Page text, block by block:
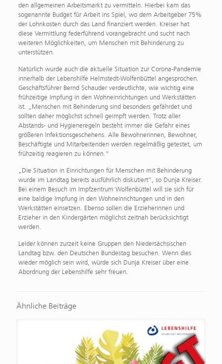
den allgemeinen Arbeitsmarkt zu vermitteln. Hierbei kam das
sogenannte Budget für Arbeit ins Spiel, wo dem Arbeitgeber 75%
der Lohnkosten durch das Land finanziert werden. Kreiser hat
diese Vermittlung federführend vorangebracht und sucht nach
weiteren Möglichkeiten, um Menschen mit Behinderung zu
unterstützen.
Natürlich wurde auch die aktuelle Situation zur Corona-Pandemie
innerhalb der Lebenshilfe Helmstedt-Wolfenbüttel angesprochen.
Geschäftsführer Bernd Schauder verdeutlichte, wie wichtig eine
frühzeitige Impfung in den Wohneinrichtungen und Werkstätten
ist. „Menschen mit Behinderung sind besonders gefährdet und
sollten daher möglichst schnell geimpft werden. Trotz aller
Abstands- und Hygieneregeln besteht immer die Gefahr eines
größeren Infektionsgeschehens. Alle Bewohnerinnen, Bewohner,
Beschäftigte und Mitarbeitenden werden regelmäßig getestet, um
frühzeitig reagieren zu können.“
„Die Situation in Einrichtungen für Menschen mit Behinderung
wurde im Landtag bereits ausführlich diskutiert“, so Dunja Kreiser.
Bei einem Besuch im Impfzentrum Wolfenbüttel will sie sich für
eine baldige Impfung in den Wohneinrichtungen und in den
Werkstätten einsetzen. Ebenso sollen die Erzieherinnen und
Erzieher in den Kindergärten möglichst zeitnah berücksichtigt
werden.
Leider können zurzeit keine Gruppen den Niedersächsischen
Landtag bzw. den Deutschen Bundestag besuchen. Wenn dies
wieder möglich sein wird, würde sich Dunja Kreiser über eine
Abordnung der Lebenshilfe sehr freuen.
Ähnliche Beiträge